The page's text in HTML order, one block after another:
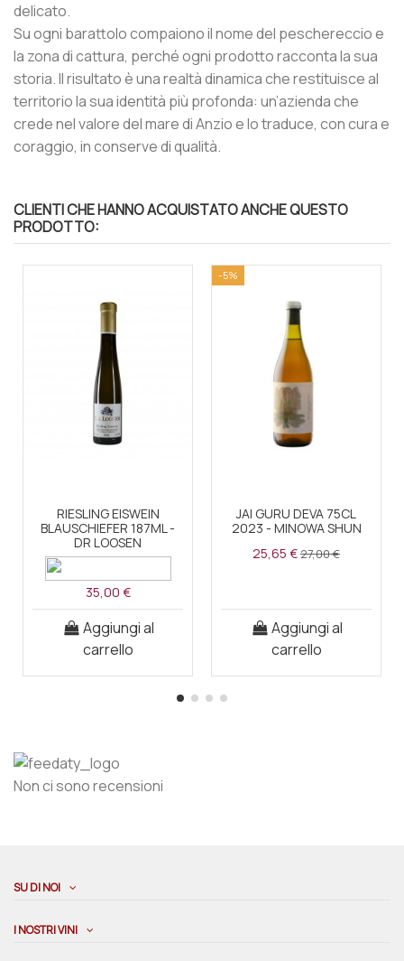
delicato.
Su ogni barattolo compaiono il nome del peschereccio e
la zona di cattura, perché ogni prodotto racconta la sua
storia. Il risultato è una realtà dinamica che restituisce al
territorio la sua identità più profonda: un’azienda che
crede nel valore del mare di Anzio e lo traduce, con cura e
coraggio, in conserve di qualità.
CLIENTI CHE HANNO ACQUISTATO ANCHE QUESTO
PRODOTTO:
RIESLING EISWEIN
BLAUSCHIEFER 187ML -
DR LOOSEN
35,00 €
Aggiungi al
carrello
-5%
JAI GURU DEVA 75CL
2023 - MINOWA SHUN
25,65 €27,00 €
Aggiungi al
carrello
Non ci sono recensioni
SU DI NOI
I NOSTRI VINI